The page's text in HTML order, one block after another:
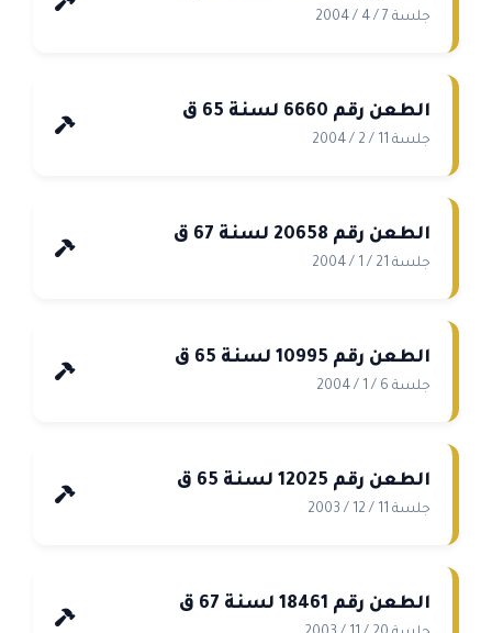
جلسة 7 / 4 / 2004
الطعن رقم 6660 لسنة 65 ق
جلسة 11 / 2 / 2004
الطعن رقم 20658 لسنة 67 ق
جلسة 21 / 1 / 2004
الطعن رقم 10995 لسنة 65 ق
جلسة 6 / 1 / 2004
الطعن رقم 12025 لسنة 65 ق
جلسة 11 / 12 / 2003
الطعن رقم 18461 لسنة 67 ق